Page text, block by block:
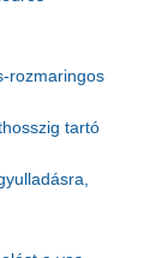
rozmaringos
tartó